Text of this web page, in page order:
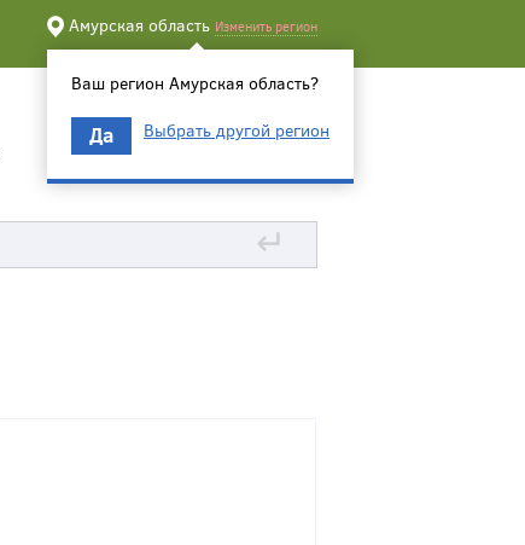
Амурская область Изменить регион
Ваш регион Амурская область?
Да Выбрать другой регион
↵